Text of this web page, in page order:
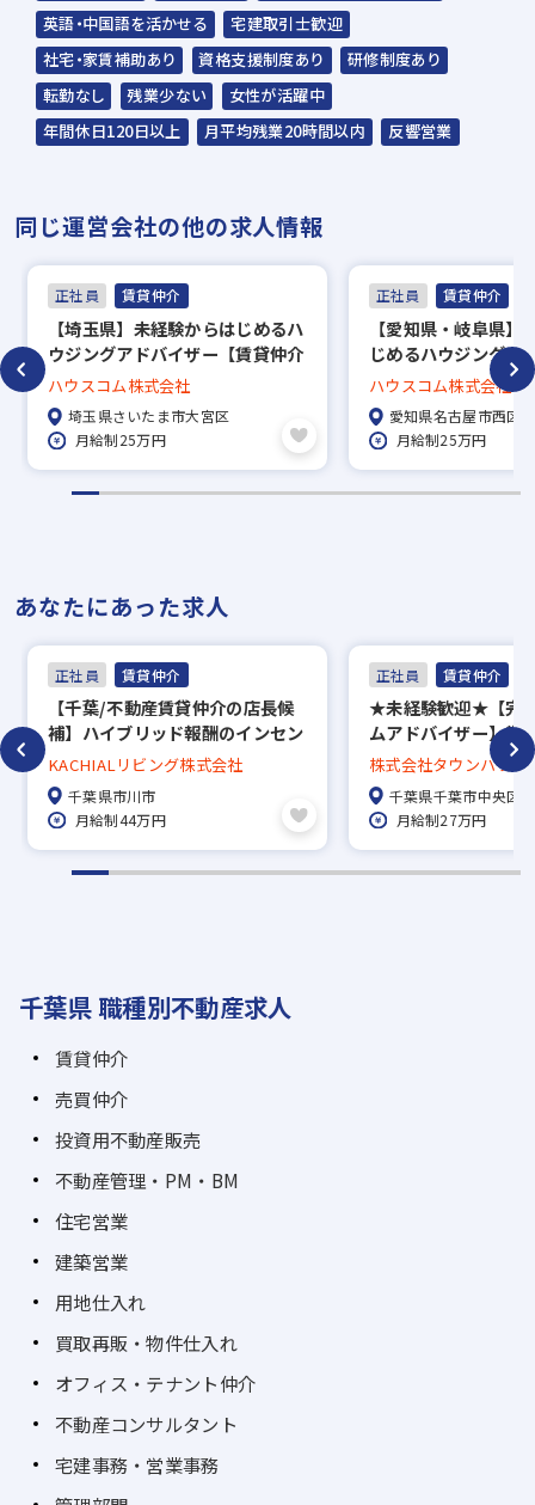
※入社時期は相談に応じます。現在、在職中
の方も積極的にご応募ください。応募の秘密
は厳守いたします。最後までお読み頂き、あ
りがとうございました。
ください。
英語・中国語を活かせる
宅建取引士歓迎
社宅・家賃補助あり
資格支援制度あり
研修制度あり
転勤なし
残業少ない
女性が活躍中
年間休日120日以上
月平均残業20時間以内 反響営業
同じ運営会社の他の求人情報
正社員 賃貸仲介
【埼玉県】未経験からはじめるハ
ウジングアドバイザー【賃貸仲介
営業】
ハウスコム株式会社
埼玉県さいたま市大宮区
月給制25万円
正社員 賃貸仲介
【愛知県・岐阜県】
じめるハウジングア
【賃貸仲介営業】
ハウスコム株式会社
愛知県名古屋市西区
月給制25万円
あなたにあった求人
正社員 賃貸仲介
【千葉/不動産賃貸仲介の店長候
補】ハイブリッド報酬のインセン
ティブで頑張りを還元！不動産個
人営業
KACHIALリビング株式会社
千葉県市川市
月給制44万円
正社員 賃貸仲介
★未経験歓迎★【完
ムアドバイザー】賞
回長期休暇あり／約
中から好きな物件に
度、家賃補助50％／
で地域密着！
株式会社タウンハウジ
千葉県千葉市中央区
月給制27万円
千葉県 職種別不動産求人
賃貸仲介
売買仲介
投資用不動産販売
不動産管理・PM・BM
住宅営業
建築営業
用地仕入れ
買取再販・物件仕入れ
オフィス・テナント仲介
不動産コンサルタント
宅建事務・営業事務